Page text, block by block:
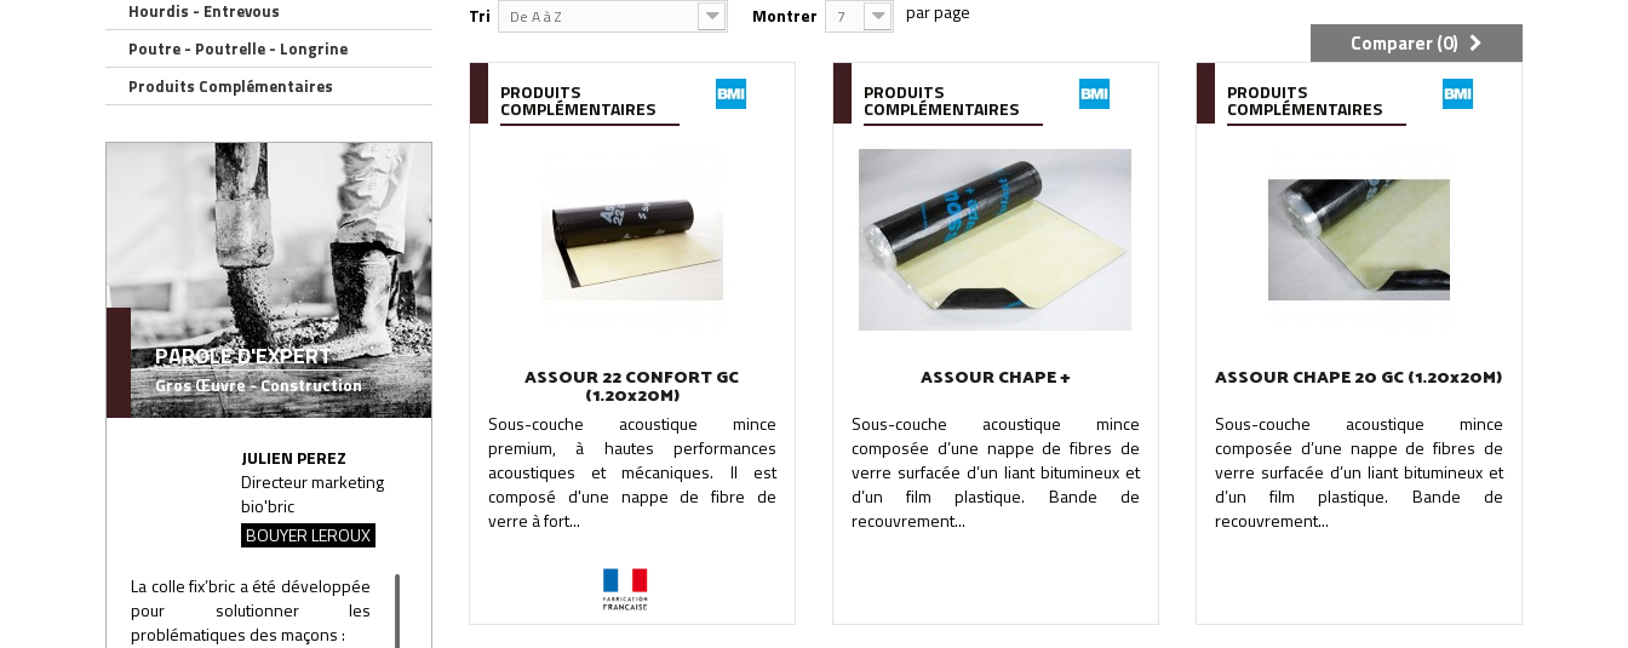
Hourdis - Entrevous
Poutre - Poutrelle - Longrine
Produits Complémentaires
PAROLE D'EXPERT
Gros Œuvre - Construction
JULIEN PEREZ
Directeur marketing
bio'bric
BOUYER LEROUX
La colle fix’bric a été développée
pour solutionner les
problématiques des maçons :
Tri De A à Z Montrer 7
Comparer (0)
PRODUITS
COMPLÉMENTAIRES
ASSOUR 22 CONFORT GC
(1.20x20M)
Sous-couche acoustique mince
premium, à hautes performances
acoustiques et mécaniques. Il est
composé d'une nappe de fibre de
verre à fort...
PRODUITS
COMPLÉMENTAIRES
ASSOUR CHAPE +
Sous-couche acoustique mince
composée d’une nappe de fibres de
verre surfacée d’un liant bitumineux et
d’un film plastique. Bande de
recouvrement...
PRODUITS
COMPLÉMENTAIRES
ASSOUR CHAPE 20 GC (1.20x20M)
Sous-couche acoustique mince
composée d’une nappe de fibres de
verre surfacée d’un liant bitumineux et
d’un film plastique. Bande de
recouvrement...